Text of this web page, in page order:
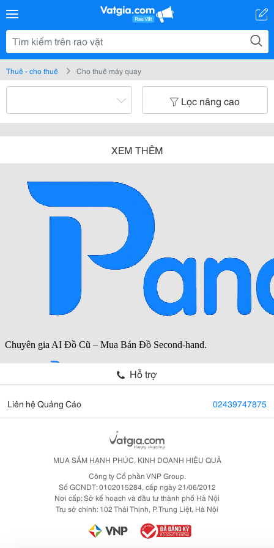
Thuê - cho thuê Cho thuê máy quay
Lọc nâng cao
XEM THÊM
Hỗ trợ
Liên hệ Quảng Cáo 02439747875
MUA SẮM HẠNH PHÚC, KINH DOANH HIỆU QUẢ
Công ty Cổ phần VNP Group.
Số GCNDT: 0102015284, cấp ngày 21/06/2012
Nơi cấp: Sở kế hoạch và đầu tư thành phố Hà Nội
Trụ sở chính: 102 Thái Thịnh, P. Trung Liệt, Hà Nội